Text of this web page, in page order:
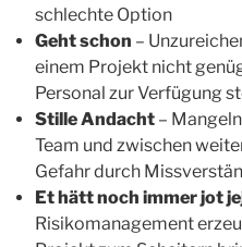
schlechte Option
Geht schon –
einem Projekt nicht
Personal zur Verfügung
Stille Andacht –
Team und zwischen
Gefahr durch
Et hätt noch immer jot
Risikomanagement